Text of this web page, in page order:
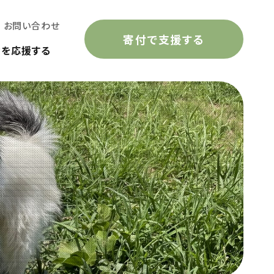
お問い合わせ
応援する
寄付で支援する